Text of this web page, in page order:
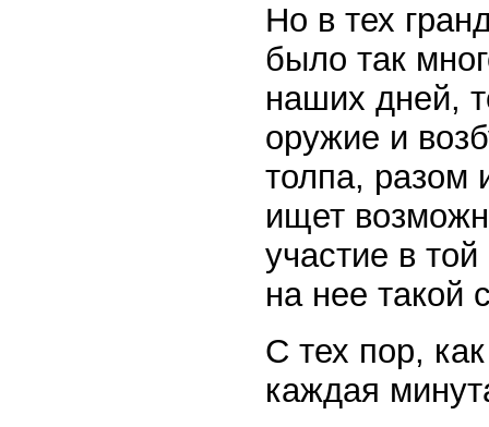
Но в тех
было так
наших дней,
оружие и
толпа, разом
ищет
участие в
на нее такой
С тех пор,
каждая